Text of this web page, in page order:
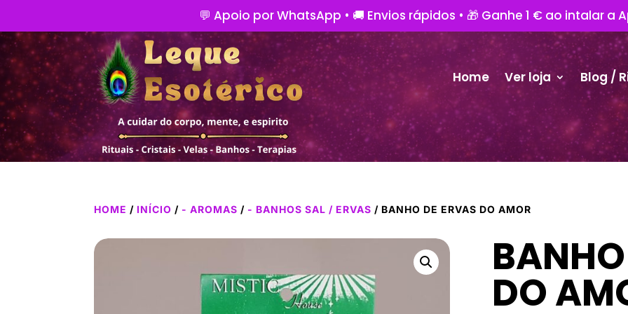
💬 Apoio por WhatsApp • 🚚 Envios rápidos • 🎁 Ganhe 1 € ao intalar a
Home Ver loja Blog /
HOME / INÍCIO / - AROMAS / - BANHOS SAL / ERVAS / BANHO DE ERVAS DO AMOR
DO